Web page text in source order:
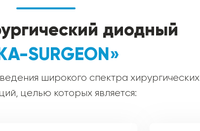
диодный
SURGEON»
широкого спектра хирургических
целью которых является: